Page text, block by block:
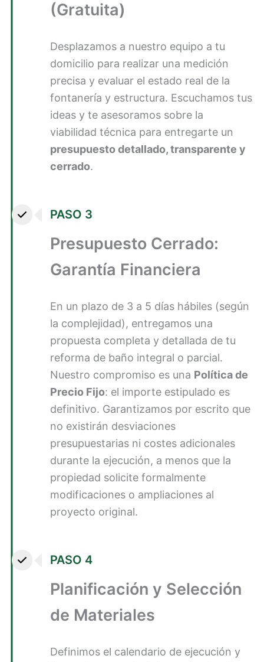
(Gratuita)
Desplazamos a nuestro equipo a tu
domicilio para realizar una medición
precisa y evaluar el estado real de la
fontanería y estructura. Escuchamos tus
ideas y te asesoramos sobre la
viabilidad técnica para entregarte un
presupuesto detallado, transparente y
cerrado.
PASO 3
Presupuesto Cerrado:
Garantía Financiera
En un plazo de 3 a 5 días hábiles (según
la complejidad), entregamos una
propuesta completa y detallada de tu
reforma de baño integral o parcial.
Nuestro compromiso es una Política de
Precio Fijo: el importe estipulado es
definitivo. Garantizamos por escrito que
no existirán desviaciones
presupuestarias ni costes adicionales
durante la ejecución, a menos que la
propiedad solicite formalmente
modificaciones o ampliaciones al
proyecto original.
PASO 4
Planificación y Selección
de Materiales
Definimos el calendario de ejecución y